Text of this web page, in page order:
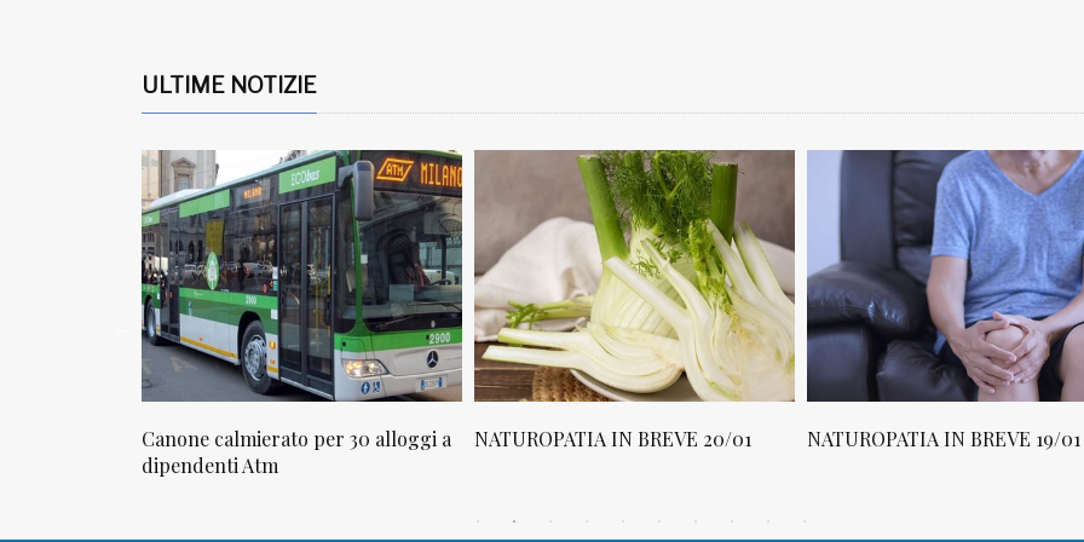
ULTIME NOTIZIE
per 30 alloggi a
NATUROPATIA IN BREVE 20/01 NATUROPATIA IN BREVE 19/01 NATUROPATIA IN